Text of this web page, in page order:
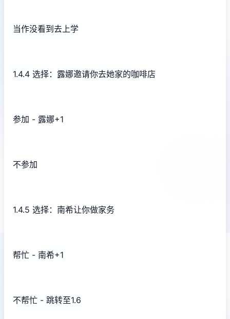
当作没看到去上学
1.4.4 选择：露娜邀请你去她家的咖啡店
参加 - 露娜+1
不参加
1.4.5 选择：南希让你做家务
帮忙 - 南希+1
不帮忙 - 跳转至1.6